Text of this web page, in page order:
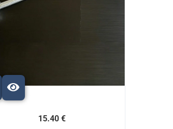
15.40 €